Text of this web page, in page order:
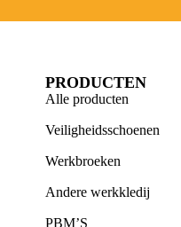
PRODUCTEN
Alle producten
Veiligheidsschoenen
Werkbroeken
Andere werkkledij
PBM’S